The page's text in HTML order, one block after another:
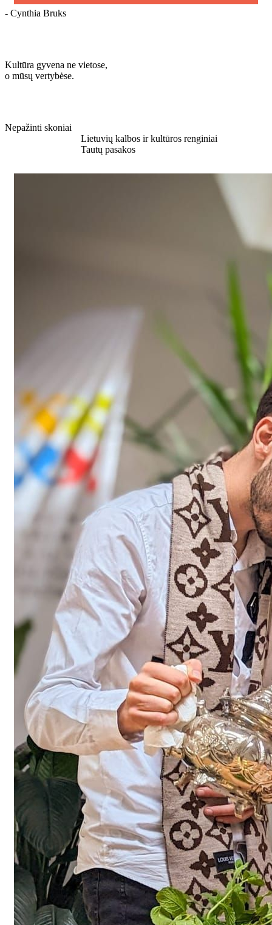
- Cynthia Bruks
Kultūra gyvena ne vietose,
o mūsų vertybėse.
Nepažinti skoniai
Lietuvių kalbos ir kultūros renginiai
Tautų pasakos